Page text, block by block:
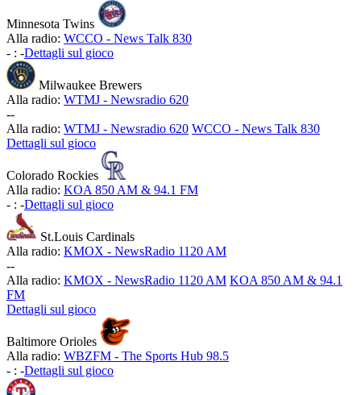
Minnesota Twins
Alla radio: WCCO - News Talk 830
- : -Dettagli sul gioco
Milwaukee Brewers
Alla radio: WTMJ - Newsradio 620
--
Alla radio: WTMJ - Newsradio 620 WCCO - News Talk 830
Dettagli sul gioco
Colorado Rockies
Alla radio: KOA 850 AM & 94.1 FM
- : -Dettagli sul gioco
St.Louis Cardinals
Alla radio: KMOX - NewsRadio 1120 AM
--
Alla radio: KMOX - NewsRadio 1120 AM KOA 850 AM & 94.1
FM
Dettagli sul gioco
Baltimore Orioles
Alla radio: WBZFM - The Sports Hub 98.5
- : -Dettagli sul gioco